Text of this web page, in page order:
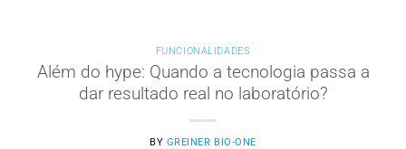
FUNCIONALIDADES
Além do hype: Quando a tecnologia passa a
dar resultado real no laboratório?
BY GREINER BIO-ONE